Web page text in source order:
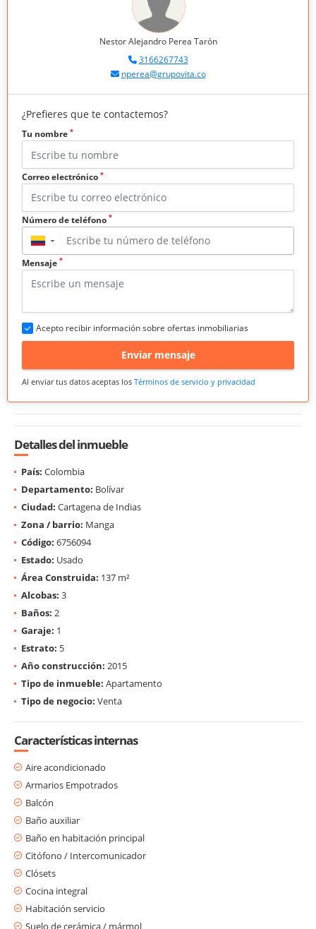
Nestor Alejandro Perea Tarón
3166267743
nperea@grupovita.co
¿Prefieres que te contactemos?
Tu nombre *
Correo electrónico *
Número de teléfono *
▼
Mensaje *
Acepto recibir información sobre ofertas inmobiliarias
Enviar mensaje
Al enviar tus datos aceptas los Términos de servicio y privacidad
Detalles del inmueble
País: Colombia
Departamento: Bolívar
Ciudad: Cartagena de Indias
Zona / barrio: Manga
Código: 6756094
Estado: Usado
Área Construida: 137 m²
Alcobas: 3
Baños: 2
Garaje: 1
Estrato: 5
Año construcción: 2015
Tipo de inmueble: Apartamento
Tipo de negocio: Venta
Características internas
Aire acondicionado
Armarios Empotrados
Balcón
Baño auxiliar
Baño en habitación principal
Citófono / Intercomunicador
Clósets
Cocina integral
Habitación servicio
Suelo de cerámica / mármol